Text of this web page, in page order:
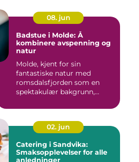
08. jun
Badstue i Molde: Å
kombinere avspenning og
natur
Molde, kjent for sin
fantastiske natur med
romsdalsfjorden som en
spektakulær bakgrunn,
02. jun
Catering i Sandvika:
Smaksopplevelser for alle
anledninger